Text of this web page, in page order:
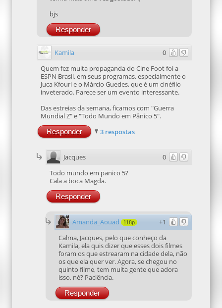
bjs
Responder
0
Kamila
Quem fez muita propaganda do Cine Foot foi a
ESPN Brasil, em seus programas, especialmente o
Juca Kfouri e o Márcio Guedes, que é um cinéfilo
inveterado. Parece ser um evento interessante.
Das estreias da semana, ficamos com "Guerra
Mundial Z" e "Todo Mundo em Pânico 5".
Responder 3 respostas
0
Jacques
Todo mundo em panico 5?
Cala a boca Magda.
Responder
+1
Amanda_Aouad 118p
Calma, Jacques, pelo que conheço da
Kamila, ela quis dizer que esses dois filmes
foram os que estrearam na cidade dela, não
os que ela quer ver. Agora, se chegou no
quinto filme, tem muita gente que adora
isso, né? Paciência.
Responder